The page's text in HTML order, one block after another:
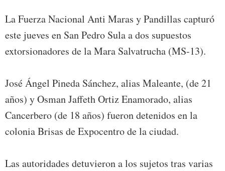
La Fuerza Nacional Anti Maras y Pandillas capturó
este jueves en San Pedro Sula a dos supuestos
extorsionadores de la Mara Salvatrucha (MS-13).
José Ángel Pineda Sánchez, alias Maleante, (de 21
años) y Osman Jaffeth Ortiz Enamorado, alias
Cancerbero (de 18 años) fueron detenidos en la
colonia Brisas de Expocentro de la ciudad.
Las autoridades detuvieron a los sujetos tras varias